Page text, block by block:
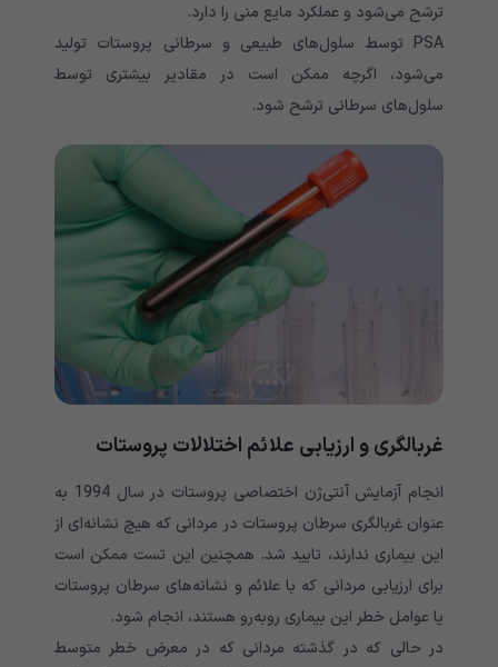
ترشح می‌شود و عملکرد مایع منی را دارد.
PSA توسط سلول‌های طبیعی و سرطانی پروستات تولید
می‌شود، اگرچه ممکن است در مقادیر بیشتری توسط
سلول‌های سرطانی ترشح شود.
غربالگری و ارزیابی علائم اختلالات پروستات
انجام آزمایش آنتی‌ژن اختصاصی پروستات در سال 1994 به
عنوان غربالگری سرطان پروستات در مردانی که هیچ نشانه‌ای از
این بیماری ندارند، تایید شد. همچنین این تست ممکن است
برای ارزیابی مردانی که با علائم و نشانه‌های سرطان پروستات
یا عوامل خطر این بیماری روبه‌رو هستند، انجام شود.
در حالی که در گذشته مردانی که در معرض خطر متوسط